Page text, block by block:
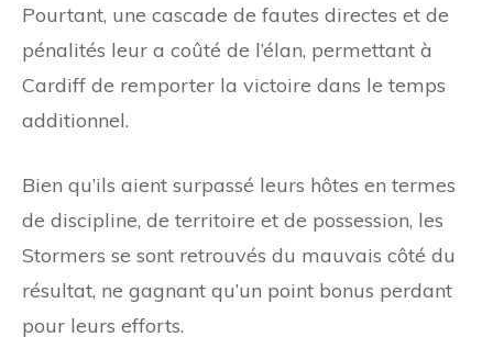
Pourtant, une cascade de fautes directes et de
pénalités leur a coûté de l’élan, permettant à
Cardiff de remporter la victoire dans le temps
additionnel.
Bien qu’ils aient surpassé leurs hôtes en termes
de discipline, de territoire et de possession, les
Stormers se sont retrouvés du mauvais côté du
résultat, ne gagnant qu’un point bonus perdant
pour leurs efforts.